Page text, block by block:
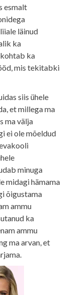
esmalt
läinud
ka
ka
mis tekitabki
siis ühele
et millega ma
ma välja
ei ole mõeldud
minuga
midagi hämama
õigustama
ammu
ka
ammu
ma arvan, et